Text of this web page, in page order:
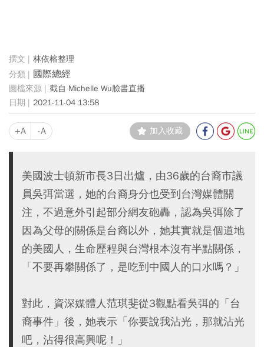
林依榕整理
國際總經
截自 Michelle Wu臉書直播
2021-11-04 13:58
+A -A 加入收藏
美國波士頓新市長3日出爐，由36歲的台裔市議
員吳弭當選，她的台裔身分也受到台灣媒體關
注，不過意外引起部分網友砲轟，認為吳弭除了
因為父母的關係是台裔以外，她其實就是個道地
的美國人，生命歷程與台灣根本沒有半點關係，
「不要再攀關係了，是吃到中國人的口水嗎？」
對此，資深媒體人范琪斐從3觀點看吳弭的「台
裔事件」後，她表示「你要說我沾光，那就沾光
吧，沾得很高興呢！」